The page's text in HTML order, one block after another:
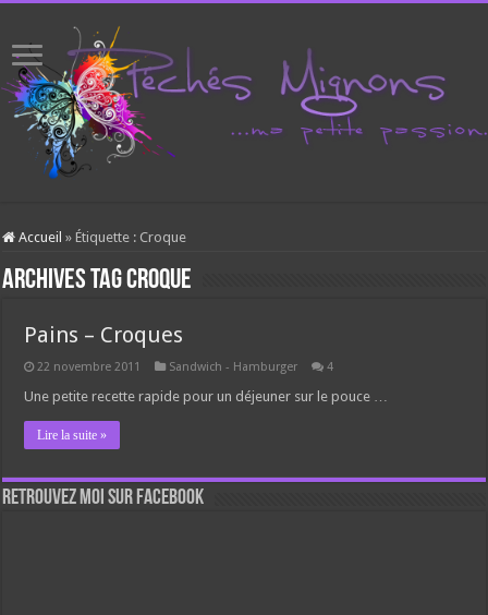
Accueil » Étiquette : Croque
Archives tagCroque
Pains – Croques
22 novembre 2011 Sandwich - Hamburger 4
Une petite recette rapide pour un déjeuner sur le pouce …
Lire la suite »
Retrouvez moi sur Facebook